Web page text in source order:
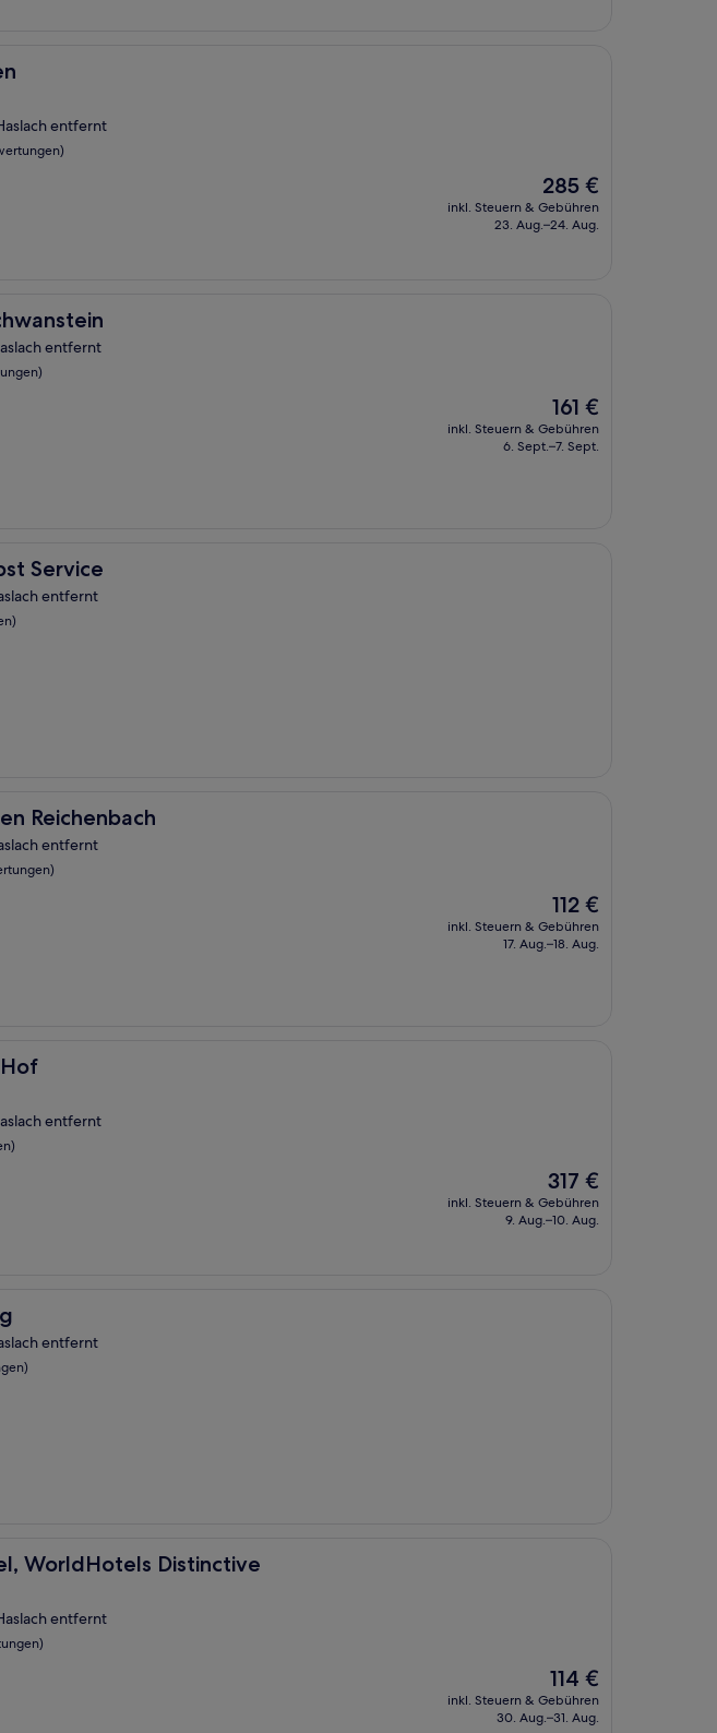
entfernt
Der
Preis
beträgt
285 €
inkl. Steuern & Gebühren
23. Aug.–24. Aug.
entfernt
Der
Preis
beträgt
161 €
inkl. Steuern & Gebühren
6. Sept.–7. Sept.
Service
entfernt
Reichenbach
entfernt
Der
Preis
beträgt
112 €
inkl. Steuern & Gebühren
17. Aug.–18. Aug.
entfernt
Der
Preis
beträgt
317 €
inkl. Steuern & Gebühren
9. Aug.–10. Aug.
entfernt
WorldHotels Distinctive
Distinctive
entfernt
Der
Preis
beträgt
114 €
inkl. Steuern & Gebühren
30. Aug.–31. Aug.